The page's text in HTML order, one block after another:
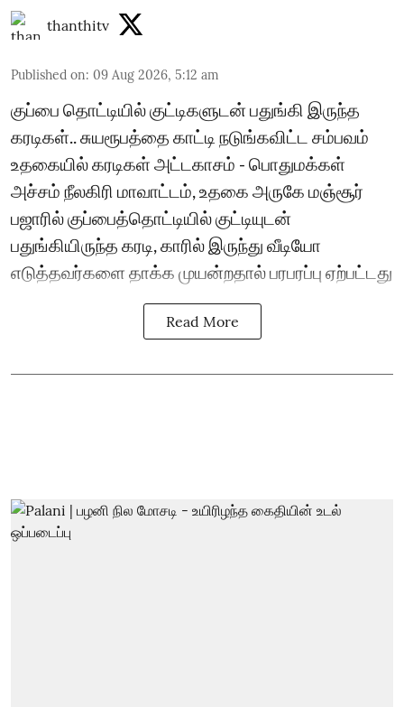
thanthitv
Published on: 09 Aug 2026, 5:12 am
குப்பை தொட்டியில் குட்டிகளுடன் பதுங்கி இருந்த
கரடிகள்.. சுயரூபத்தை காட்டி நடுங்கவிட்ட சம்பவம்
உதகையில் கரடிகள் அட்டகாசம் - பொதுமக்கள்
அச்சம் நீலகிரி மாவாட்டம், உதகை அருகே மஞ்சூர்
பஜாரில் குப்பைத்தொட்டியில் குட்டியுடன்
பதுங்கியிருந்த கரடி, காரில் இருந்து வீடியோ
எடுத்தவர்களை தாக்க முயன்றதால் பரபரப்பு ஏற்பட்டது
Read More